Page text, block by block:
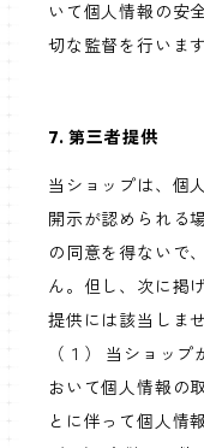
いて個人情報の安
切な監督を行います
7. 第三者提供
当ショップは、個
開示が認められる
の同意を得ないで
ん。但し、次に掲
提供には該当しませ
（１） 当ショッ
おいて個人情報の
とに伴って個人情